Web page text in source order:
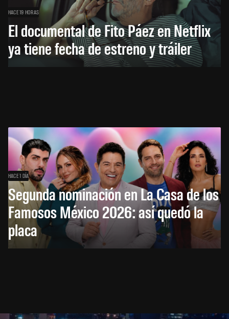
HACE 19 HORAS
El documental de Fito Páez en Netflix
ya tiene fecha de estreno y tráiler
HACE 1 DÍA
Segunda nominación en La Casa de los
Famosos México 2026: así quedó la
placa